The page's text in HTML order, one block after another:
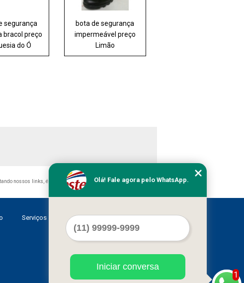
segurança
bracol preço
do Ó
bota de segurança
impermeável preço
Limão
nossos links, é proibida sem a autorização do autor. Crime de
Serviços Contato Mapa do site
1
Olá! Fale agora pelo WhatsApp.
Iniciar conversa